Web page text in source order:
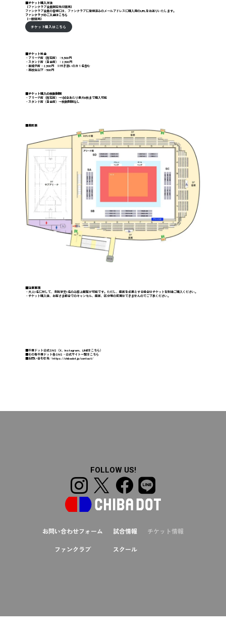
■チケット購入方法
【ファンクラブ会員限定先行販売】
ファンクラブ会員の皆様には、ファンクラブに登録済みのメールアドレスに購入用のURLをお送りいたします。
ファンクラブのご入会はこちら
【一般販売】
チケット購入はこちら
■チケット料金
・アリーナ席（指定席）：5,500円
・スタンド席（自由席）：2,500円
・車椅子席：2,500円 ※付き添いの方１名含む
・高校生以下：500円
■チケット購入の枚数制限
・アリーナ席（指定席）→1試合あたり最大6枚まで購入可能
・スタンド席（自由席）→枚数制限なし
■座席表
■注意事項
・大人1名に対して、未就学児1名のみ膝上観覧が可能です。ただし、座席を必要とする場合はチケットを別途ご購入ください。
・チケット購入後、お客さま都合でのキャンセル、座席、区分等の変更はできませんのでご了承ください。
■千葉ドット公式SNS（X、 Instagram、 LINEはこちら）
■その他千葉ドット各SNS・公式サイト一覧はこちら
■お問い合わせ先： https://chibadot.jp/contact/
FOLLOW US!
お問い合わせフォーム 試合情報 チケット情報
ファンクラブ スクール